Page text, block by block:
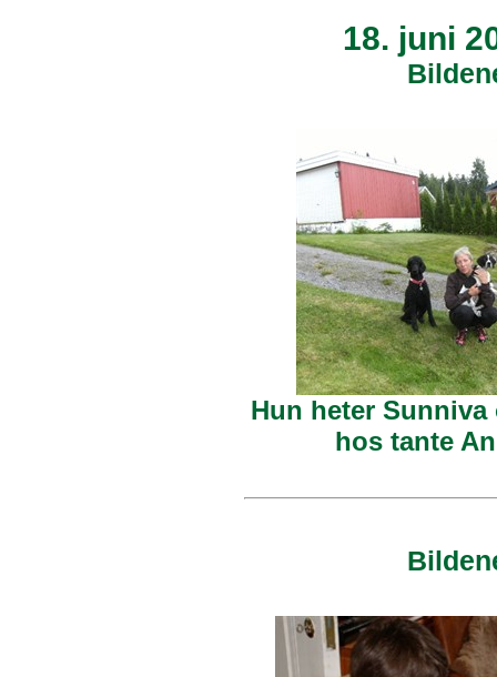
18. juni
Hun heter
hos tante